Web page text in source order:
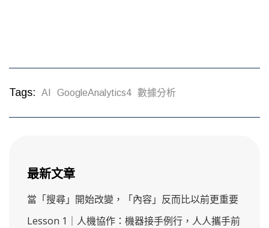
Tags: AI GoogleAnalytics4 數據分析
最新文章
當「搜尋」開始改變，「內容」反而比以前更重要
Lesson 1｜人機協作：機器接手例行，人人攜手前